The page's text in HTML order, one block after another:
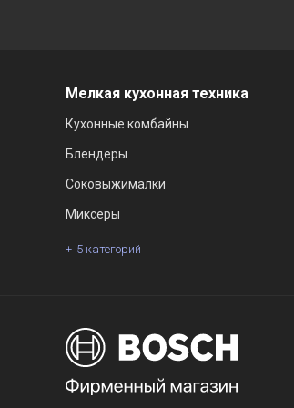
Мелкая кухонная техника
Кухонные комбайны
Блендеры
Соковыжималки
Миксеры
5 категорий